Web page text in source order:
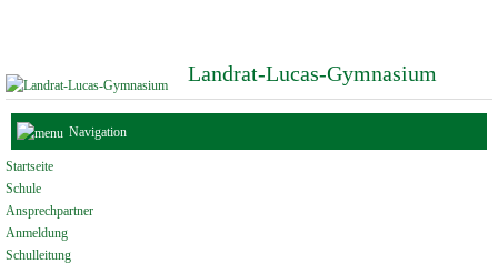
Landrat-Lucas-Gymnasium
Navigation
Startseite
Schule
Ansprechpartner
Anmeldung
Schulleitung